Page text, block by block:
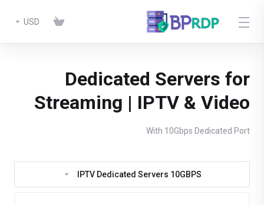
USD
Dedicated Servers for
Streaming | IPTV & Video
With 10Gbps Dedicated Port
IPTV Dedicated Servers 10GBPS